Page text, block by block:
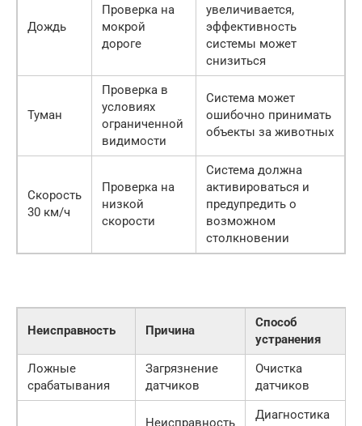
Дождь
Проверка на
мокрой
дороге
увеличивается,
эффективность
системы может
снизиться
Туман
Проверка в
условиях
ограниченной
видимости
Система может
ошибочно принимать
объекты за животных
Скорость
30 км/ч
Проверка на
низкой
скорости
Система должна
активироваться и
предупредить о
возможном
столкновении
Неисправность Причина
Способ
устранения
Ложные
срабатывания
Загрязнение
датчиков
Очистка
датчиков
Неисправность
Диагностика